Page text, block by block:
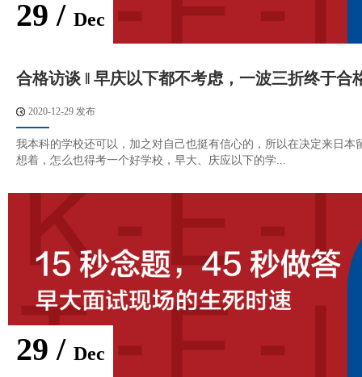
29 / Dec
合格访谈 ‖ 早庆以下都不考虑，一波三折终于合
2020-12-29 发布
我本科的学校还可以，加之对自己也挺有信心的，所以在决定来日本
想着，怎么也得考一个好学校，早大、庆应以下的学...
29 / Dec